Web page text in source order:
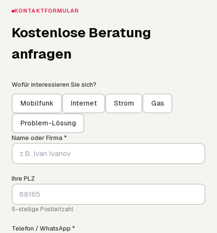
KONTAKTFORMULAR
Kostenlose Beratung
anfragen
Wofür interessieren Sie sich?
Mobilfunk Internet Strom Gas
Problem-Lösung
Name oder Firma *
Ihre PLZ
5-stellige Postleitzahl
Telefon / WhatsApp *